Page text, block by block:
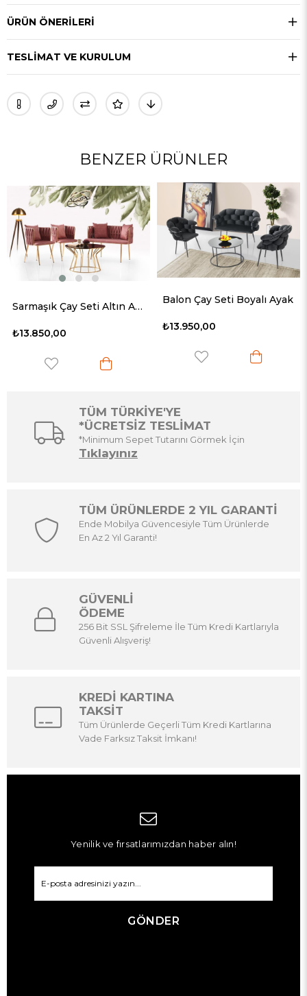
ÜRÜN ÖNERILERI
TESLIMAT VE KURULUM
BENZER ÜRÜNLER
Sarmaşık Çay Seti Altın Ayak
Balon Çay Seti Boyalı Ayak Balon Çay Seti
TÜM TÜRKİYE'YE
*ÜCRETSİZ TESLİMAT
*Minimum Sepet Tutarını Görmek İçin
Tıklayınız
TÜM ÜRÜNLERDE 2 YIL GARANTİ
Ende Mobilya Güvencesiyle Tüm Ürünlerde
En Az 2 Yıl Garanti!
GÜVENLİ
ÖDEME
256 Bit SSL Şifreleme İle Tüm Kredi Kartlarıyla
Güvenli Alışveriş!
KREDİ KARTINA
TAKSİT
Tüm Ürünlerde Geçerli Tüm Kredi Kartlarına
Vade Farksız Taksit İmkanı!
Yenilik ve fırsatlarımızdan haber alın!
GÖNDER